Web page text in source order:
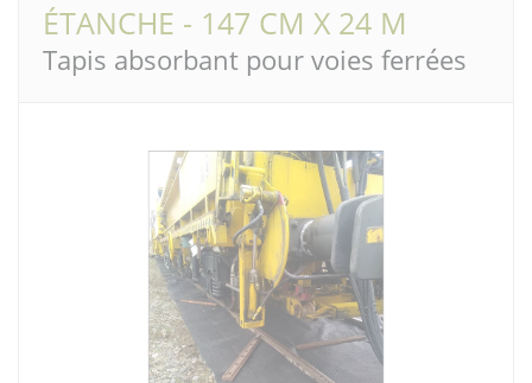
ÉTANCHE - 147 CM X 24 M
Tapis absorbant pour voies ferrées